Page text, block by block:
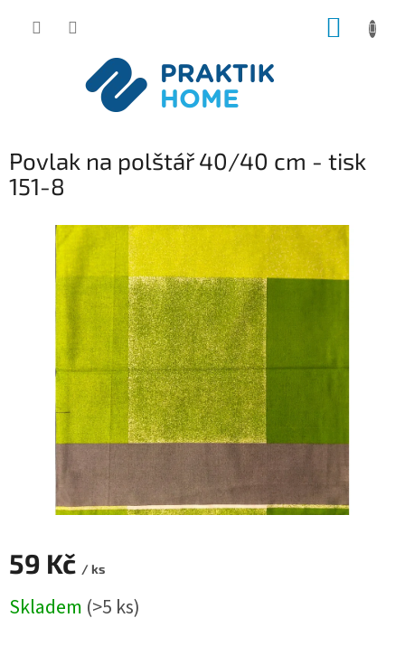
Povlak na polštář 40/40 cm - tisk
151-8
59 Kč / ks
cena:
Skladem (>5 ks)